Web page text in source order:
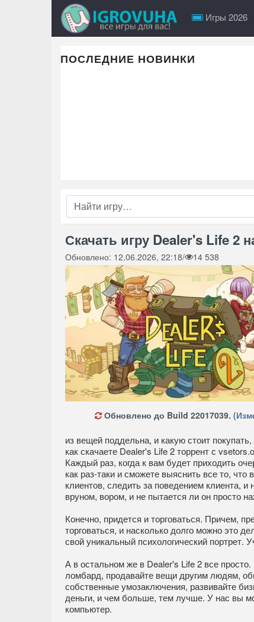
Игры 2026
ПОСЛЕДНИЕ НОВИНКИ
Скачать игру Dealer's Life 2
Обновлено: 12.06.2026, 22:18/ 14 538
Обновлено до Build 22017039.
из вещей поддельна, и какую стоит
как скачаете Dealer's Life 2 торрент с
Каждый раз, когда к вам будет приходить
как раз-таки и сможете выяснить все то,
клиентов, следить за поведением клиента,
вруном, вором, и не пытается ли он просто
Конечно, придется и торговаться. Причем,
торговаться, и насколько долго можно это
свой уникальный психологический портрет.
А в остальном же в Dealer's Life 2 все
ломбард, продавайте вещи другим людям,
собственные умозаключения, развивайте
деньги, и чем больше, тем лучше. У нас вы
компьютер.